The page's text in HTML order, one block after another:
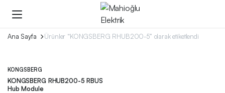
Ana Sayfa Ürünler “KONGSBERG RHUB200-5” olarak etiketlendi
KONGSBERG
KONGSBERG RHUB200-5 RBUS
Hub Module